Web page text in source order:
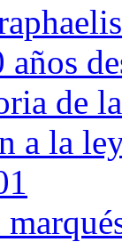
años
de
a la